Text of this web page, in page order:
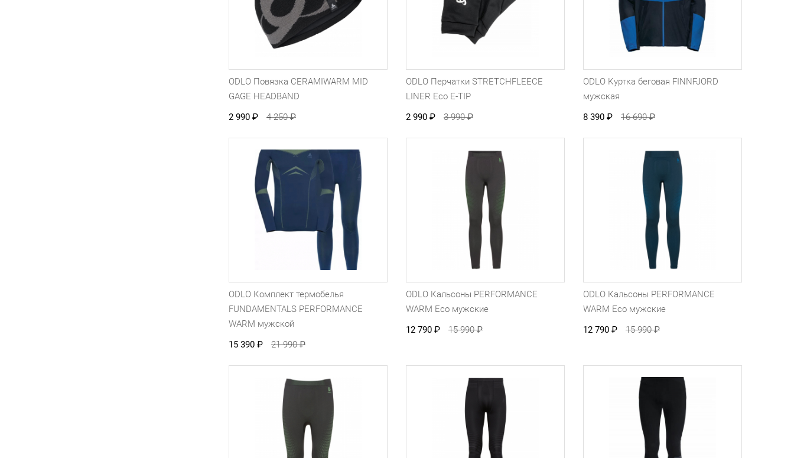
ODLO Повязка CERAMIWARM MID
GAGE HEADBAND
2 990 ₽ 4 250₽
ODLO Перчатки STRETCHFLEECE
LINER Eco E-TIP
2 990 ₽ 3 990₽
ODLO Куртка беговая FINNFJORD
мужская
8 390 ₽ 16 690₽
ODLO Комплект термобелья
FUNDAMENTALS PERFORMANCE
WARM мужской
15 390 ₽ 21 990₽
ODLO Кальсоны PERFORMANCE
WARM Eco мужские
12 790 ₽ 15 990₽
ODLO Кальсоны PERFORMANCE
WARM Eco мужские
12 790 ₽ 15 990₽